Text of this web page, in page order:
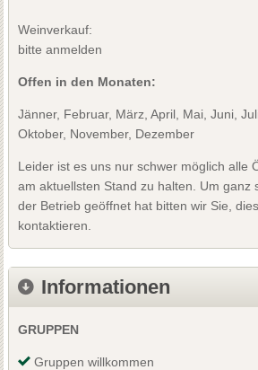
Weinverkauf:
bitte anmelden
Offen in den Monaten:
Jänner, Februar, März, April, Mai, Juni,
Oktober, November, Dezember
Leider ist es uns nur schwer möglich alle
am aktuellsten Stand zu halten. Um ganz
der Betrieb geöffnet hat bitten wir Sie,
kontaktieren.
Informationen
GRUPPEN
Gruppen willkommen